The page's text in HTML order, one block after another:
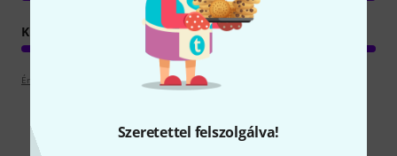
Szeretettel felszolgálva!
KIVITELEZÉS
Értékelési irányelvek